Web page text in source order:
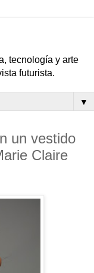
tecnología y arte
futurista.
▼
un vestido
Claire